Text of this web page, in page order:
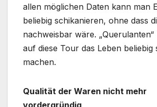
allen möglichen Daten kann man
beliebig schikanieren, ohne dass
nachweisbar wäre.
auf diese Tour das Leben beliebig
machen.
Qualität der Waren nicht mehr